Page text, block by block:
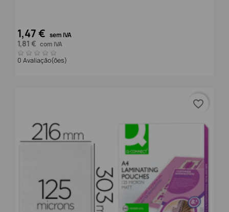
1,47 € sem IVA
1,81 € com IVA
0 Avaliação(ões)
favorite_border